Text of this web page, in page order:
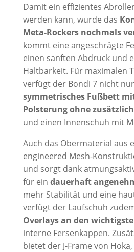
Damit ein effizientes
werden kann, wurde das
Meta-Rockers nochmals
kommt eine angeschrägte
einen sanften Abdruck und
Haltbarkeit. Für maximalen
verfügt der Bondi 7 nicht
symmetrisches Fußbett
Polsterung ohne
und einen Innenschuh mit
Auch das Obermaterial aus
engineered Mesh-
und sorgt dank
für ein dauerhaft
mehr Stabilität und eine
verfügt der Laufschuh
Overlays an den
interne Fersenkappen.
bietet der J-Frame von